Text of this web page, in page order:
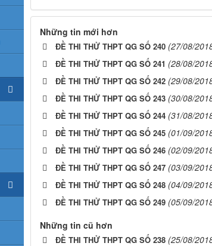
Những tin mới hơn
ĐỀ THI THỬ THPT QG SỐ 240 (27/08/
ĐỀ THI THỬ THPT QG SỐ 241 (28/08/
ĐỀ THI THỬ THPT QG SỐ 242 (29/08/
ĐỀ THI THỬ THPT QG SỐ 243 (30/08/
ĐỀ THI THỬ THPT QG SỐ 244 (31/08/
ĐỀ THI THỬ THPT QG SỐ 245 (01/09/
ĐỀ THI THỬ THPT QG SỐ 246 (02/09/
ĐỀ THI THỬ THPT QG SỐ 247 (03/09/
ĐỀ THI THỬ THPT QG SỐ 248 (04/09/
ĐỀ THI THỬ THPT QG SỐ 249 (05/09/
Những tin cũ hơn
ĐỀ THI THỬ THPT QG SỐ 238 (25/08/